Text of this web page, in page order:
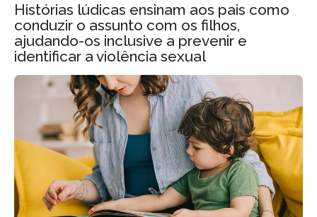
Histórias lúdicas ensinam aos pais como
conduzir o assunto com os filhos,
ajudando-os inclusive a prevenir e
identificar a violência sexual